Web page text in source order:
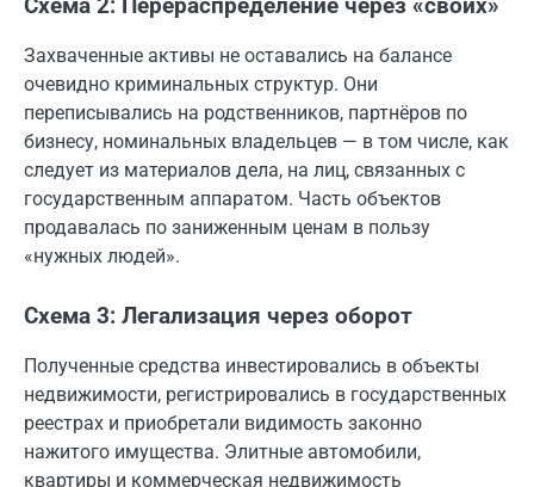
Схема 2: Перераспределение через «своих»
Захваченные активы не оставались на балансе
очевидно криминальных структур. Они
переписывались на родственников, партнёров по
бизнесу, номинальных владельцев — в том числе, как
следует из материалов дела, на лиц, связанных с
государственным аппаратом. Часть объектов
продавалась по заниженным ценам в пользу
«нужных людей».
Схема 3: Легализация через оборот
Полученные средства инвестировались в объекты
недвижимости, регистрировались в государственных
реестрах и приобретали видимость законно
нажитого имущества. Элитные автомобили,
квартиры и коммерческая недвижимость